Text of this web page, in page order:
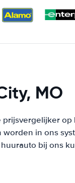
MO
prijsvergelijker
in ons
bij ons